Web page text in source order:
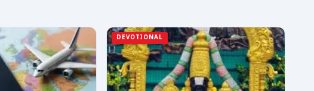
DEVOTIONAL